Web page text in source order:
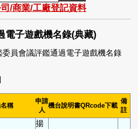
司/商業/工廠登記資料
電子遊戲機名錄(典藏)
員會議評鑑通過電子遊戲機名錄
稱
申請
人
機台說明書QRcode下載
備
註
揚